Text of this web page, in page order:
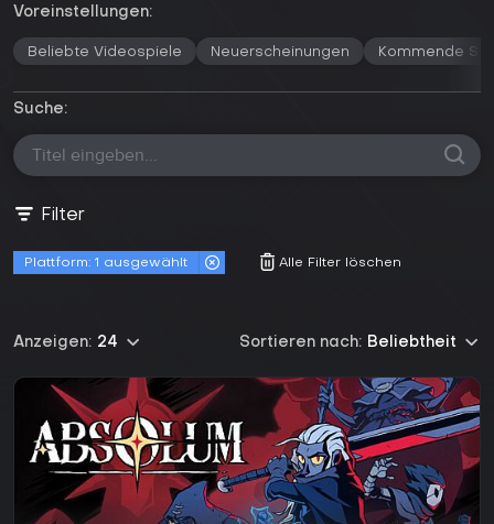
Voreinstellungen:
Beliebte Videospiele Neuerscheinungen Kommende
Suche:
Filter
Plattform: 1 ausgewählt Alle Filter löschen
Sortieren nach: Beliebtheit
Anzeigen: 24